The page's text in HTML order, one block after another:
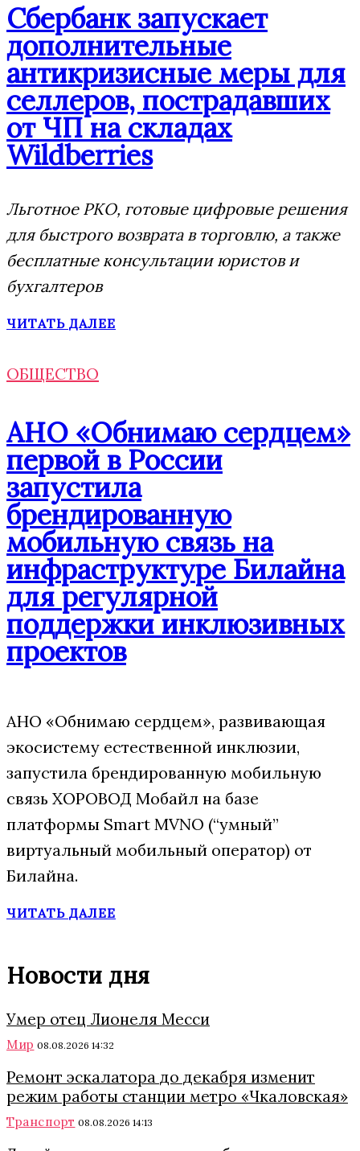
Сбербанк запускает
дополнительные
антикризисные меры для
селлеров, пострадавших
от ЧП на складах
Wildberries
Льготное РКО, готовые цифровые решения
для быстрого возврата в торговлю, а также
бесплатные консультации юристов и
бухгалтеров
ЧИТАТЬ ДАЛЕЕ
ОБЩЕСТВО
АНО «Обнимаю сердцем»
первой в России
запустила
брендированную
мобильную связь на
инфраструктуре Билайна
для регулярной
поддержки инклюзивных
проектов
АНО «Обнимаю сердцем», развивающая
экосистему естественной инклюзии,
запустила брендированную мобильную
связь ХОРОВОД Мобайл на базе
платформы Smart MVNO (“умный”
виртуальный мобильный оператор) от
Билайна.
ЧИТАТЬ ДАЛЕЕ
Новости дня
Умер отец Лионеля Месси
Мир 08.08.2026 14:32
Ремонт эскалатора до декабря изменит
режим работы станции метро «Чкаловская»
Транспорт 08.08.2026 14:13